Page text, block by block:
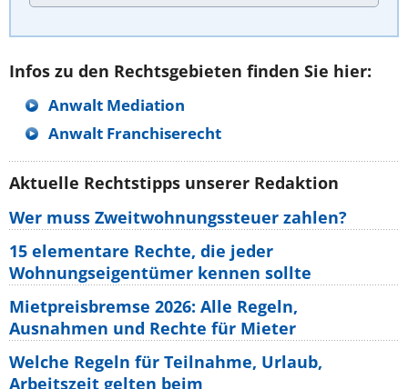
Infos zu den Rechtsgebieten finden Sie hier:
Anwalt Mediation
Anwalt Franchiserecht
Aktuelle Rechtstipps unserer Redaktion
Wer muss Zweitwohnungssteuer zahlen?
15 elementare Rechte, die jeder
Wohnungseigentümer kennen sollte
Mietpreisbremse 2026: Alle Regeln,
Ausnahmen und Rechte für Mieter
Welche Regeln für Teilnahme, Urlaub,
Arbeitszeit gelten beim